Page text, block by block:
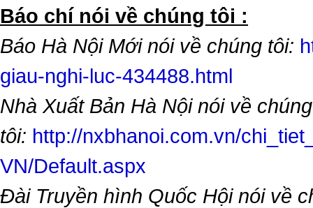
​Báo chí nói về chúng tôi :
Báo Hà Nội Mới nói về chúng tôi:
giau-nghi-luc-434488.html
Nhà Xuất Bản Hà Nội nói về chúng
tôi: http://nxbhanoi.com.vn/
VN/Default.aspx
Đài Truyền hình Quốc Hội nói về